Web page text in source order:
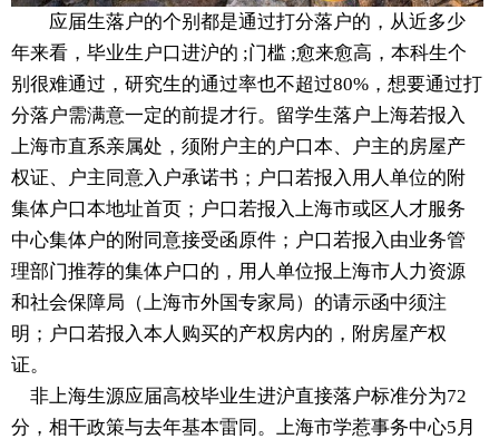
应届生落户的个别都是通过打分落户的，从近多少
年来看，毕业生户口进沪的 ;门槛 ;愈来愈高，本科生个
别很难通过，研究生的通过率也不超过80%，想要通过打
分落户需满意一定的前提才行。留学生落户上海若报入
上海市直系亲属处，须附户主的户口本、户主的房屋产
权证、户主同意入户承诺书；户口若报入用人单位的附
集体户口本地址首页；户口若报入上海市或区人才服务
中心集体户的附同意接受函原件；户口若报入由业务管
理部门推荐的集体户口的，用人单位报上海市人力资源
和社会保障局（上海市外国专家局）的请示函中须注
明；户口若报入本人购买的产权房内的，附房屋产权
证。
非上海生源应届高校毕业生进沪直接落户标准分为72
分，相干政策与去年基本雷同。上海市学惹事务中心5月